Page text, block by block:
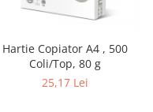
Hartie Copiator A4 , 500
Coli/Top, 80 g
25,17 Lei